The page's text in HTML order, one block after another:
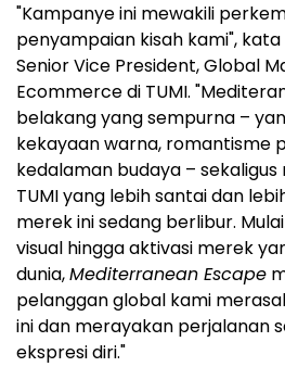
"Kampanye ini mewakili
penyampaian kisah kami", kata
Senior Vice President, Global
Ecommerce di TUMI.
belakang yang sempurna –
kekayaan warna, romantisme
kedalaman budaya –
TUMI yang lebih santai dan
merek ini sedang berlibur.
visual hingga aktivasi merek
dunia,Mediterranean Escape
pelanggan global kami
ini dan merayakan perjalanan
ekspresi diri."